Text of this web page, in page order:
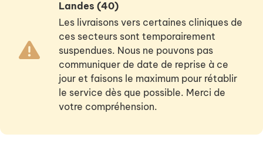
Landes (40)
Les livraisons vers certaines cliniques de
ces secteurs sont temporairement
suspendues. Nous ne pouvons pas
communiquer de date de reprise à ce
jour et faisons le maximum pour rétablir
le service dès que possible. Merci de
votre compréhension.